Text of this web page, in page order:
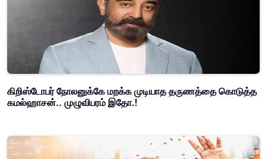
கிறிஸ்டோபர் நோலனுக்கே மறக்க முடியாத தருணத்தை கொடுத்த
கமல்ஹாசன்.. முழுவிபரம் இதோ.!